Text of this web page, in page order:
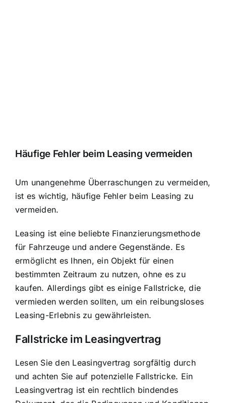
Häufige Fehler beim Leasing vermeiden
Um unangenehme Überraschungen zu vermeiden,
ist es wichtig, häufige Fehler beim Leasing zu
vermeiden.
Leasing ist eine beliebte Finanzierungsmethode
für Fahrzeuge und andere Gegenstände. Es
ermöglicht es Ihnen, ein Objekt für einen
bestimmten Zeitraum zu nutzen, ohne es zu
kaufen. Allerdings gibt es einige Fallstricke, die
vermieden werden sollten, um ein reibungsloses
Leasing-Erlebnis zu gewährleisten.
Fallstricke im Leasingvertrag
Lesen Sie den Leasingvertrag sorgfältig durch
und achten Sie auf potenzielle Fallstricke. Ein
Leasingvertrag ist ein rechtlich bindendes